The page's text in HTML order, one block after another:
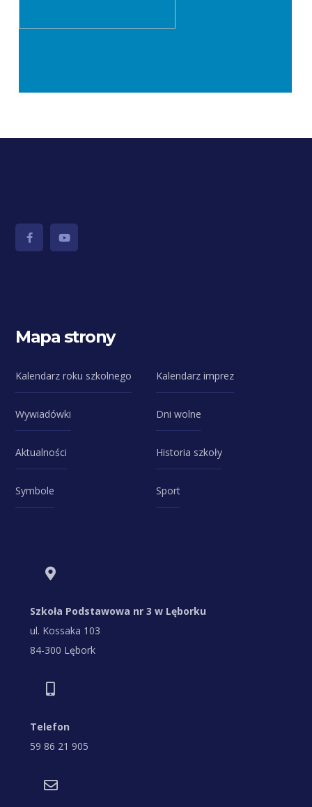
Mapa strony
Kalendarz roku szkolnego Kalendarz imprez
Wywiadówki Dni wolne
Aktualności Historia szkoły
Symbole Sport
Szkoła Podstawowa nr 3 w Lęborku
ul. Kossaka 103
84-300 Lębork
Telefon
59 86 21 905